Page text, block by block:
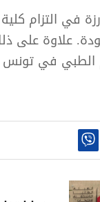
في التزام
علاوة على
الطبي في تونس